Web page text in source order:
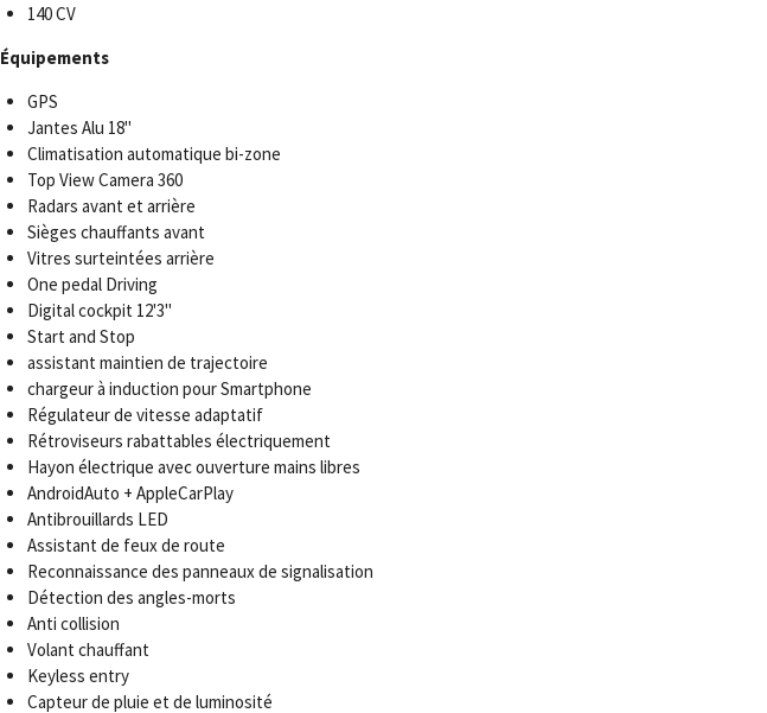
140 CV
Équipements
GPS
Jantes Alu 18"
Climatisation automatique bi-zone
Top View Camera 360
Radars avant et arrière
Sièges chauffants avant
Vitres surteintées arrière
One pedal Driving
Digital cockpit 12'3"
Start and Stop
assistant maintien de trajectoire
chargeur à induction pour Smartphone
Régulateur de vitesse adaptatif
Rétroviseurs rabattables électriquement
Hayon électrique avec ouverture mains libres
AndroidAuto + AppleCarPlay
Antibrouillards LED
Assistant de feux de route
Reconnaissance des panneaux de signalisation
Détection des angles-morts
Anti collision
Volant chauffant
Keyless entry
Capteur de pluie et de luminosité